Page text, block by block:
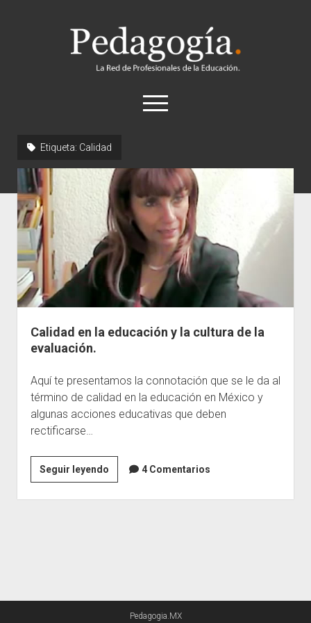
Pedagogía
abrir
el
Historia
Concepto
Entrevistas
Destacados
Biografías
Recursos
General
Escuelas
Etiqueta: Calidad
Calidad en la educación y la cultura de la
evaluación.
Aquí te presentamos la connotación que se le da al
término de calidad en la educación en México y
algunas acciones educativas que deben
rectificarse…
Seguir leyendoCalidad
en
la
la
evaluación.
4 Comentarios
Pedagogia.MX